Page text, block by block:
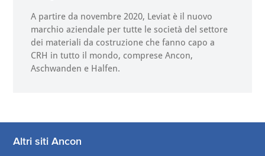
A partire da novembre 2020, Leviat è il nuovo
marchio aziendale per tutte le società del settore
dei materiali da costruzione che fanno capo a
CRH in tutto il mondo, comprese Ancon,
Aschwanden e Halfen.
Altri siti Ancon